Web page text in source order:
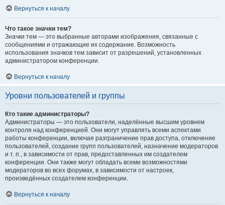
Вернуться к началу
Что такое значки тем?
Значки тем — это выбранные авторами изображения, связанные с
сообщениями и отражающие их содержание. Возможность
использования значков тем зависит от разрешений, установленных
администратором конференции.
Вернуться к началу
Уровни пользователей и группы
Кто такие администраторы?
Администраторы — это пользователи, наделённые высшим уровнем
контроля над конференцией. Они могут управлять всеми аспектами
работы конференции, включая разграничение прав доступа, отключение
пользователей, создание групп пользователей, назначение модераторов
и т. п., в зависимости от прав, предоставленных им создателем
конференции. Они также могут обладать всеми возможностями
модераторов во всех форумах, в зависимости от настроек,
произведённых создателем конференции.
Вернуться к началу